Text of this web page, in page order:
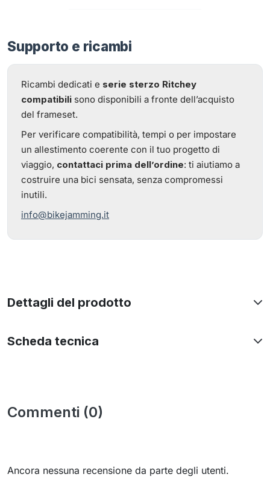
Supporto e ricambi
Ricambi dedicati e serie sterzo Ritchey
compatibili sono disponibili a fronte dell’acquisto
del frameset.
Per verificare compatibilità, tempi o per impostare
un allestimento coerente con il tuo progetto di
viaggio, contattaci prima dell’ordine: ti aiutiamo a
costruire una bici sensata, senza compromessi
inutili.
info@bikejamming.it
Dettagli del prodotto
Scheda tecnica
Commenti (0)
Ancora nessuna recensione da parte degli utenti.